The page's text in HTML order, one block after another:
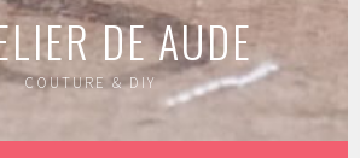
DE AUDE
COUTURE & DIY